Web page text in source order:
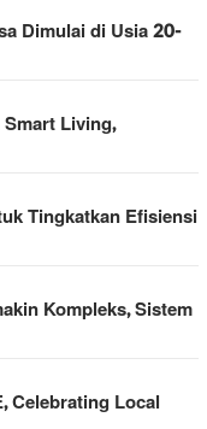
Dimulai di Usia 20-
Living,
Tingkatkan Efisiensi
Kompleks, Sistem
Celebrating Local